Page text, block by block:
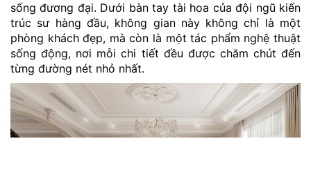
sống đương đại. Dưới bàn tay tài hoa của đội ngũ kiến
trúc sư hàng đầu, không gian này không chỉ là một
phòng khách đẹp, mà còn là một tác phẩm nghệ thuật
sống động, nơi mỗi chi tiết đều được chăm chút đến
từng đường nét nhỏ nhất.